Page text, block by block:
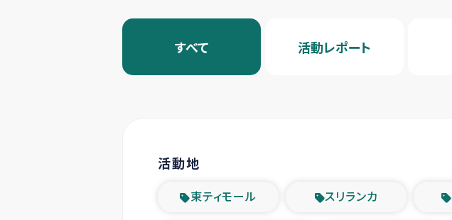
すべて 活動レポート
活動地
東ティモール スリランカ